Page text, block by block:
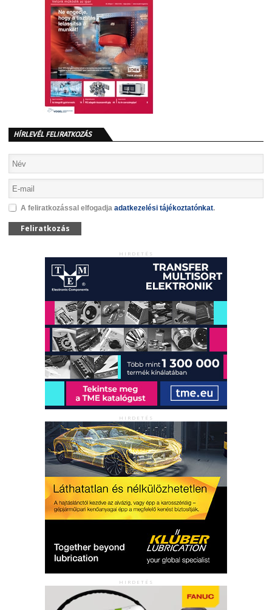
HÍRLEVÉL FELIRATKOZÁS
A feliratkozással elfogadja adatkezelési tájékoztatónkat.
Feliratkozás
HIRDETÉS
HIRDETÉS
HIRDETÉS